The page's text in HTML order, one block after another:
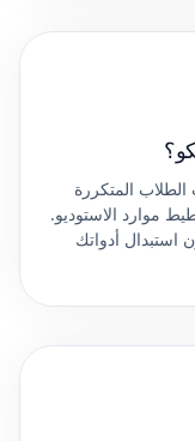
المتكررة
موارد الاستوديو.
استبدال أدواتك